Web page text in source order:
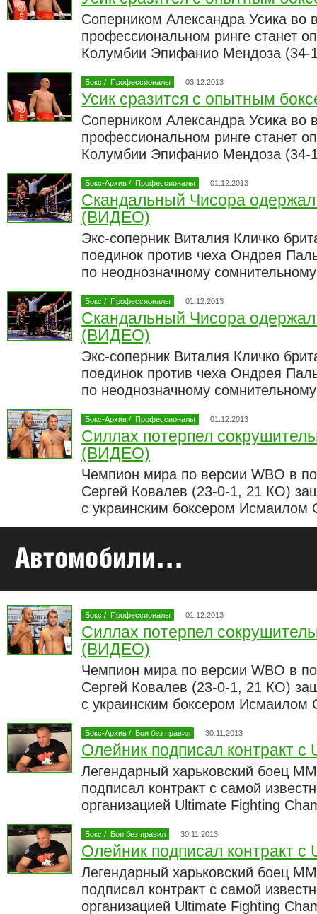
Соперником Александра Усика во
профессиональном ринге станет
Колумбии Эпифанио Мендоза
Бокс / Профессионалы 03.12.2013
Усик сразится с опытным
Соперником Александра Усика во
профессиональном ринге станет
Колумбии Эпифанио Мендоза
Бокс-Архив / Профессионалы 01.12.2013
Скандальный Чисора
(ВИДЕО)
Экс-соперник Виталия Кличко
поединок против чеха Ондрея
по неоднозначному
Бокс / Профессионалы 01.12.2013
Скандальный Чисора
(ВИДЕО)
Экс-соперник Виталия Кличко
поединок против чеха Ондрея
по неоднозначному
Бокс-Архив / Профессионалы 01.12.2013
Силлах потерпел
(ВИДЕО)
Чемпион мира по версии WBO в
Сергей Ковалев (23-0-1, 21 КО)
с украинским боксером
Бокс / Профессионалы 01.12.2013
Силлах потерпел
(ВИДЕО)
Чемпион мира по версии WBO в
Сергей Ковалев (23-0-1, 21 КО)
с украинским боксером
Бокс-Архив / Бои без правил 30.11.2013
Олейник подписал контракт с
Легендарный харьковский боец
подписал контракт с самой
организацией Ultimate Fighting
Бокс / Бои без правил 30.11.2013
Олейник подписал контракт с
Легендарный харьковский боец
подписал контракт с самой
организацией Ultimate Fighting